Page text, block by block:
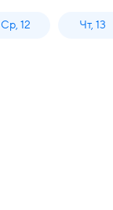
Ср, 12 Чт, 13